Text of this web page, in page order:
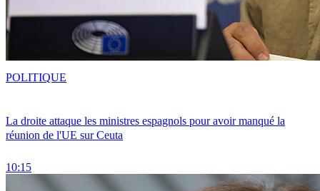
La droite attaque les ministres espagnols pour avoir manqué la
réunion de l'UE sur Ceuta
10:15
POLITIQUE